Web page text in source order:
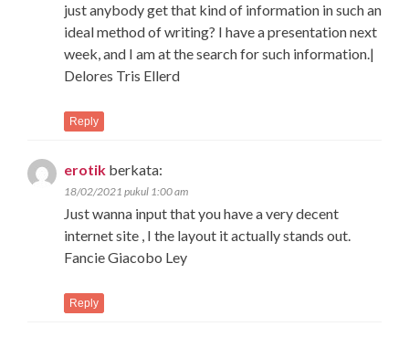
just anybody get that kind of information in such an
ideal method of writing? I have a presentation next
week, and I am at the search for such information.|
Delores Tris Ellerd
Reply
erotik berkata:
18/02/2021 pukul 1:00 am
Just wanna input that you have a very decent
internet site , I the layout it actually stands out.
Fancie Giacobo Ley
Reply